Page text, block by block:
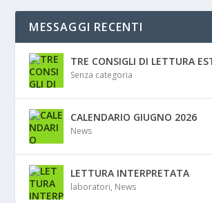
MESSAGGI RECENTI
TRE CONSIGLI DI LETTURA
Senza categoria
CALENDARIO GIUGNO 2026
News
LETTURA INTERPRETATA
laboratori, News